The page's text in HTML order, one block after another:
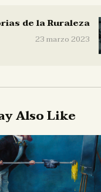
de la Ruraleza
23 marzo 2023
Also Like